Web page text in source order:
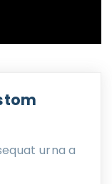
urna a